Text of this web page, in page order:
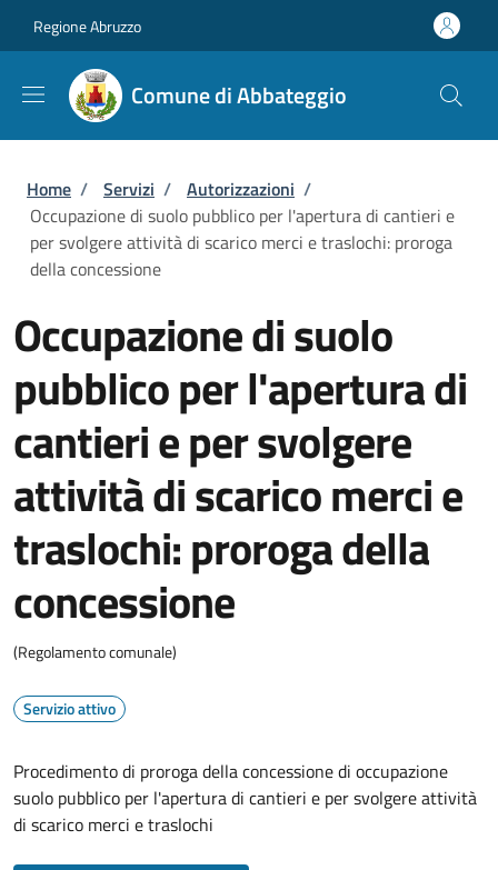
Regione Abruzzo
Comune di Abbateggio
Briciole di pane
Home / Servizi / Autorizzazioni /
Occupazione di suolo pubblico per l'apertura di cantieri e
per svolgere attività di scarico merci e traslochi: proroga
della concessione
Occupazione di suolo
pubblico per l'apertura di
cantieri e per svolgere
attività di scarico merci e
traslochi: proroga della
concessione
(Regolamento comunale)
Servizio attivo
Procedimento di proroga della concessione di occupazione
suolo pubblico per l'apertura di cantieri e per svolgere attività
di scarico merci e traslochi